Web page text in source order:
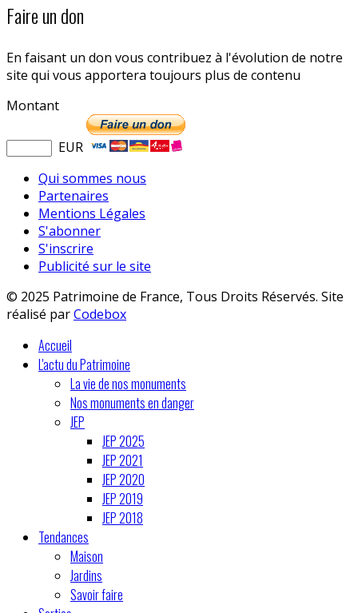
Faire un don
En faisant un don vous contribuez à l'évolution de notre
site qui vous apportera toujours plus de contenu
Montant
EUR
Qui sommes nous
Partenaires
Mentions Légales
S'abonner
S'inscrire
Publicité sur le site
© 2025 Patrimoine de France, Tous Droits Réservés. Site
réalisé parCodebox
Accueil
L'actu du Patrimoine
La vie de nos monuments
Nos monuments en danger
JEP
JEP 2025
JEP 2021
JEP 2020
JEP 2019
JEP 2018
Tendances
Maison
Jardins
Savoir faire